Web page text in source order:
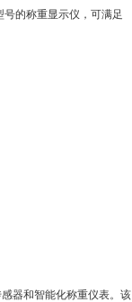
的称重显示仪，可满足
器和智能化称重仪表。该